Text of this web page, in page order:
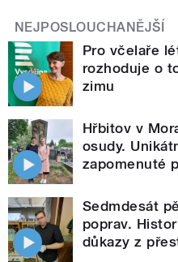
NEJPOSLOUCHANĚJŠÍ
Pro včelaře
rozhoduje o
zimu
Hřbitov v
osudy.
zapomenuté
Sedmdesát
poprav.
důkazy z